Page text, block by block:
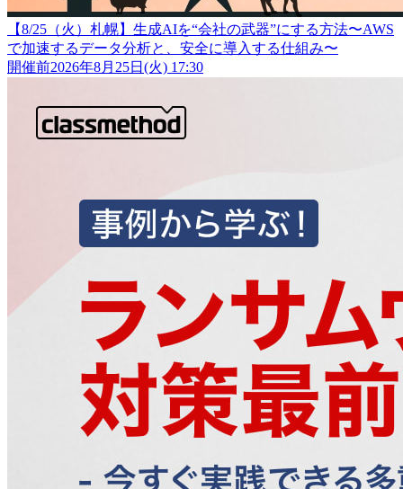
【8/25（火）札幌】生成AIを“会社の武器”にする方法〜AWS
で加速するデータ分析と、安全に導入する仕組み〜
開催前2026年8月25日(火) 17:30